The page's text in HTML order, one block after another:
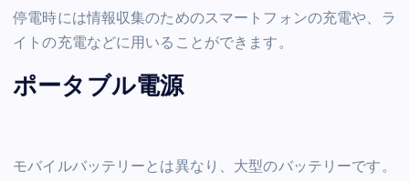
停電時には情報収集のためのスマートフォンの充電や、ラ
イトの充電などに用いることができます。
ポータブル電源
モバイルバッテリーとは異なり、大型のバッテリーです。